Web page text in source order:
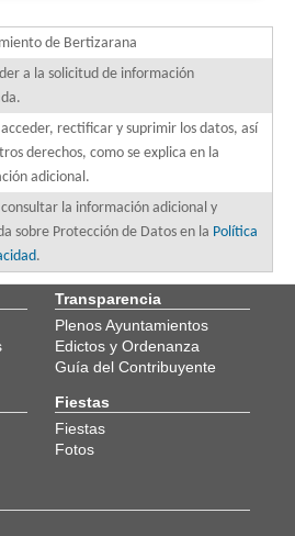
de Bertizarana
a la solicitud de información
acceder, rectificar y suprimir los datos, así
derechos, como se explica en la
adicional.
consultar la información adicional y
sobre Protección de Datos en la Política
.
Transparencia
Plenos Ayuntamientos
Edictos y Ordenanza
Guía del Contribuyente
Fiestas
Fiestas
Fotos